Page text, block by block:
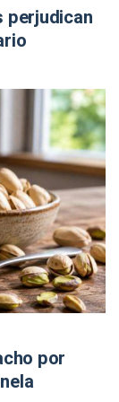
perjudican
por